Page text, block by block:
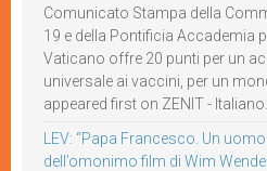
Comunicato Stampa della
19 e della Pontificia Accademia
Vaticano offre 20 punti per un
universale ai vaccini, per un
appeared first on ZENIT - Italiano.
LEV: “Papa Francesco. Un
dell’omonimo film di Wim